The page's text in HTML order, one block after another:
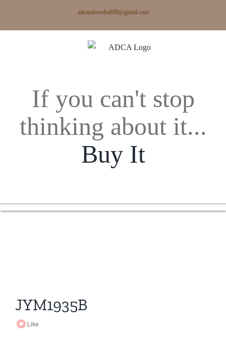
adcandorinha888@gmail.com
If you can't stop
thinking about it...
Buy It
JYM1935B
Like